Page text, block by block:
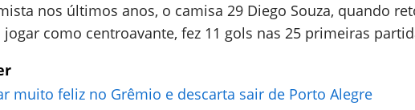
nos últimos anos, o camisa 29 Diego Souza, quando
como centroavante, fez 11 gols nas 25 primeiras
muito feliz no Grêmio e descarta sair de Porto Alegre